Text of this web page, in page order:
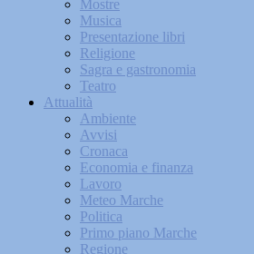
Mostre
Musica
Presentazione libri
Religione
Sagra e gastronomia
Teatro
Attualità
Ambiente
Avvisi
Cronaca
Economia e finanza
Lavoro
Meteo Marche
Politica
Primo piano Marche
Regione